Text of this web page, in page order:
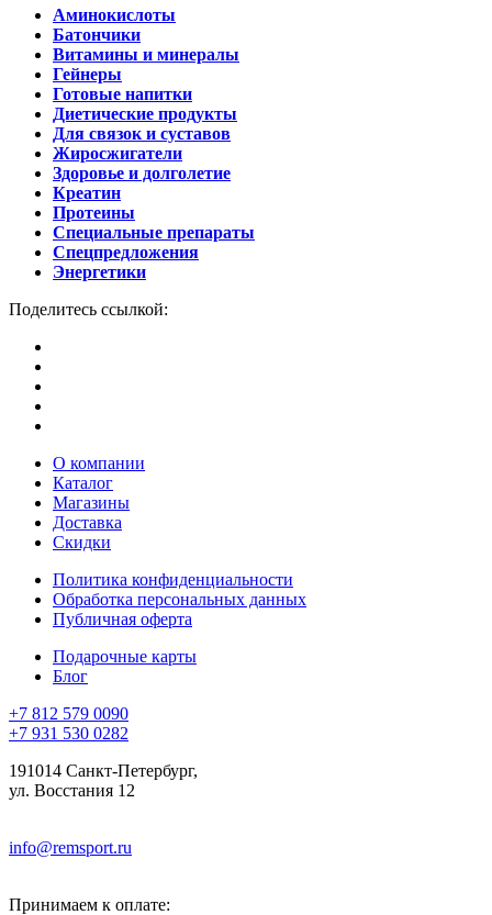
Аминокислоты
Батончики
Витамины и минералы
Гейнеры
Готовые напитки
Диетические продукты
Для связок и суставов
Жиросжигатели
Здоровье и долголетие
Креатин
Протеины
Специальные препараты
Спецпредложения
Энергетики
Поделитесь ссылкой:
О компании
Каталог
Магазины
Доставка
Скидки
Политика конфиденциальности
Обработка персональных данных
Публичная оферта
Подарочные карты
Блог
+7 812 579 0090
+7 931 530 0282
191014 Санкт-Петербург,
ул. Восстания 12
info@remsport.ru
Принимаем к оплате: